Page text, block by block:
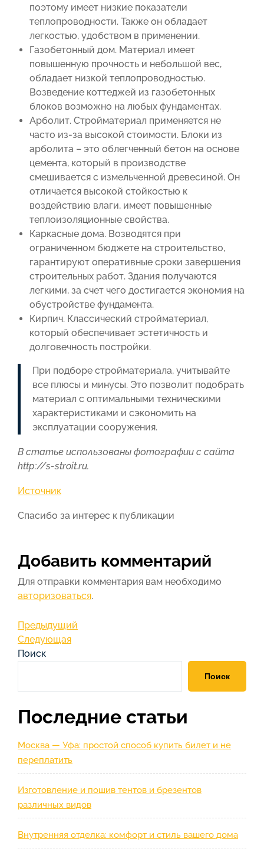
поэтому имеет низкие показатели
теплопроводности. Также он обладает
легкостью, удобством в применении.
Газобетонный дом. Материал имеет
повышенную прочность и небольшой вес,
обладает низкой теплопроводностью.
Возведение коттеджей из газобетонных
блоков возможно на любых фундаментах.
Арболит. Стройматериал применяется не
часто из-за высокой стоимости. Блоки из
арболита – это облегченный бетон на основе
цемента, который в производстве
смешивается с измельченной древесиной. Он
отличается высокой стойкостью к
воздействию влаги, имеет повышенные
теплоизоляционные свойства.
Каркасные дома. Возводятся при
ограниченном бюджете на строительство,
гарантируют оперативные сроки завершения
строительных работ. Здания получаются
легкими, за счет чего достигается экономия на
обустройстве фундамента.
Кирпич. Классический стройматериал,
который обеспечивает эстетичность и
долговечность постройки.
При подборе стройматериала, учитывайте
все плюсы и минусы. Это позволит подобрать
материал с оптимальными техническими
характеристиками и сэкономить на
эксплуатации сооружения.
В статье использованы фотографии с сайта
http://s-stroit.ru.
Источник
Спасибо за интерес к публикации
Добавить комментарий
Для отправки комментария вам необходимо
авторизоваться.
Навигация
по
Предыдущая
запись
Предыдущий
Следующая
запись
Следующая
Поиск
Поиск
Последние статьи
Москва — Уфа: простой способ купить билет и не
переплатить
Изготовление и пошив тентов и брезентов
различных видов
Внутренняя отделка: комфорт и стиль вашего дома